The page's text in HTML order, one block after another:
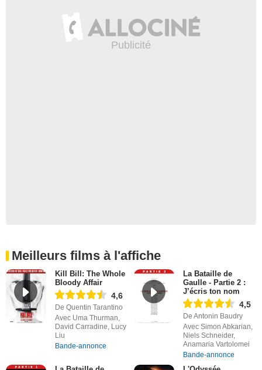
Meilleurs films à l'affiche
Kill Bill: The Whole
Bloody Affair
4,6
De Quentin Tarantino
Avec Uma Thurman,
David Carradine, Lucy
Liu
Bande-annonce
La Bataille de
Gaulle - Partie 2 :
J’écris ton nom
4,5
De Antonin Baudry
Avec Simon Abkarian,
Niels Schneider,
Anamaria Vartolomei
Bande-annonce